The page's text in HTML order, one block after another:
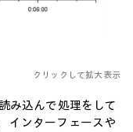
クリックして拡大表示
み込んで処理をして
インターフェースや